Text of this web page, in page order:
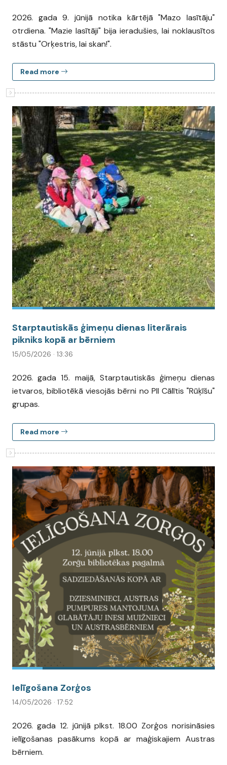
2026. gada 9. jūnijā notika kārtējā "Mazo lasītāju"
otrdiena. "Mazie lasītāji" bija ieradušies, lai noklausītos
stāstu "Orķestris, lai skan!".
Read more
Starptautiskās ģimeņu dienas literārais
pikniks kopā ar bērniem
15/05/2026 · 13:36
2026. gada 15. maijā, Starptautiskās ģimeņu dienas
ietvaros, bibliotēkā viesojās bērni no PII Cālītis "Rūķīšu"
grupas.
Read more
Ielīgošana Zorģos
14/05/2026 · 17:52
2026. gada 12. jūnijā plkst. 18.00 Zorģos norisināsies
ielīgošanas pasākums kopā ar maģiskajiem Austras
bērniem.